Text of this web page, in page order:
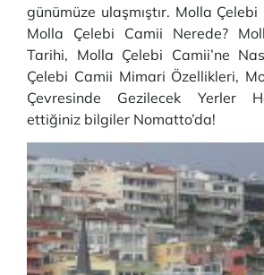
günümüze ulaşmıştır. Molla Çelebi
Molla Çelebi Camii Nerede?
Tarihi, Molla Çelebi Camii’ne
Çelebi Camii Mimari Özellikleri,
Çevresinde Gezilecek Yerler
ettiğiniz bilgiler Nomatto’da!